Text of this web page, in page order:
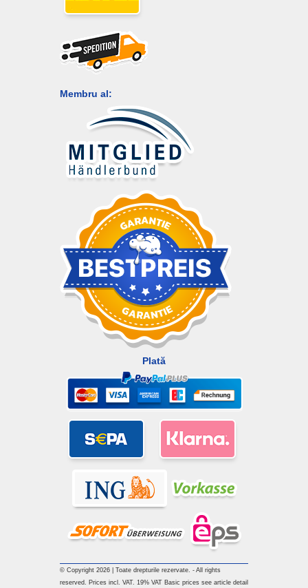
Membru al:
Plată
© Copyright 2026 | Toate drepturile rezervate. - All rights
reserved. Prices incl. VAT. 19% VAT Basic prices see article detail